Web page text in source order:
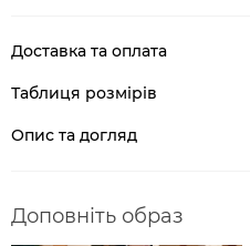
Доставка та оплата
Таблиця розмірів
Опис та догляд
Доповніть образ